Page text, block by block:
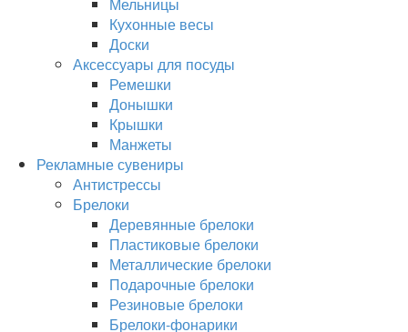
Кухонные весы
Доски
Аксессуары для посуды
Ремешки
Донышки
Крышки
Манжеты
Рекламные сувениры
Антистрессы
Брелоки
Деревянные брелоки
Пластиковые брелоки
Металлические брелоки
Подарочные брелоки
Резиновые брелоки
Брелоки-фонарики